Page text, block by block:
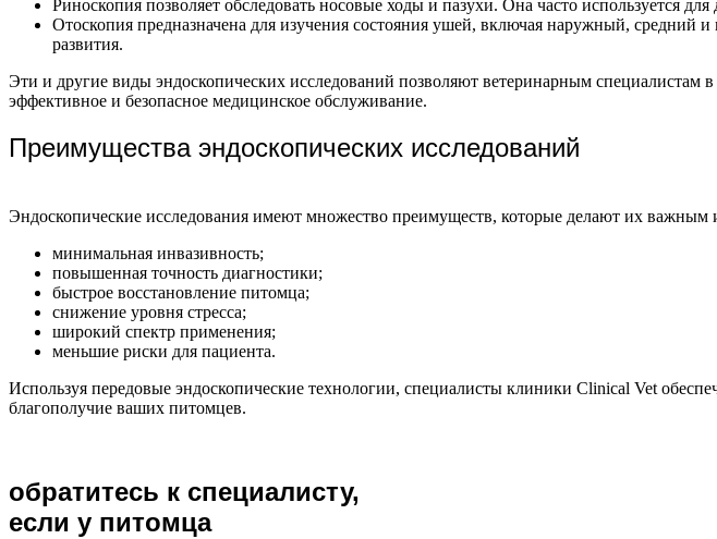
Риноскопия позволяет обследовать носовые ходы и пазухи. Она часто используется
Отоскопия предназначена для изучения состояния ушей, включая наружный,
развития.
Эти и другие виды эндоскопических исследований позволяют ветеринарным
эффективное и безопасное медицинское обслуживание.
Преимущества эндоскопических исследований
Эндоскопические исследования имеют множество преимуществ, которые делают их
минимальная инвазивность;
повышенная точность диагностики;
быстрое восстановление питомца;
снижение уровня стресса;
широкий спектр применения;
меньшие риски для пациента.
Используя передовые эндоскопические технологии, специалисты клиники Clinical Vet
благополучие ваших питомцев.
обратитесь к специалисту,
если у питомца